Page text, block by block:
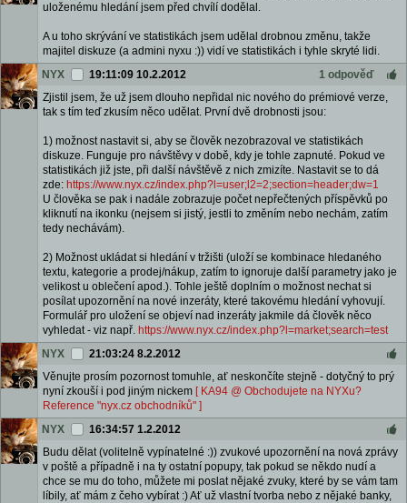
uloženému hledání jsem před chvílí dodělal.
A u toho skrývání ve statistikách jsem udělal drobnou změnu, takže
majitel diskuze (a admini nyxu :)) vidí ve statistikách i tyhle skryté lidi.
NYX
19:11:09 10.2.2012
1 odpověď
Zjistil jsem, že už jsem dlouho nepřidal nic nového do prémiové verze,
tak s tím teď zkusím něco udělat. První dvě drobnosti jsou:
1) možnost nastavit si, aby se člověk nezobrazoval ve statistikách
diskuze. Funguje pro návštěvy v době, kdy je tohle zapnuté. Pokud ve
statistikách již jste, při další návštěvě z nich zmizíte. Nastavit se to dá
zde: https://www.nyx.cz/index.php?l=user;l2=2;section=header;dw=1
U člověka se pak i nadále zobrazuje počet nepřečtených příspěvků po
kliknutí na ikonku (nejsem si jistý, jestli to změním nebo nechám, zatím
tedy nechávám).
2) Možnost ukládat si hledání v tržišti (uloží se kombinace hledaného
textu, kategorie a prodej/nákup, zatím to ignoruje další parametry jako je
velikost u oblečení apod.). Tohle ještě doplním o možnost nechat si
posílat upozornění na nové inzeráty, které takovému hledání vyhovují.
Formulář pro uložení se objeví nad inzeráty jakmile dá člověk něco
vyhledat - viz např. https://www.nyx.cz/index.php?l=market;search=test
NYX
21:03:24 8.2.2012
Věnujte prosím pozornost tomuhle, ať neskončíte stejně - dotyčný to prý
nyní zkouší i pod jiným nickem [ KA94 @ Obchodujete na NYXu?
Reference "nyx.cz obchodníků" ]
NYX
16:34:57 1.2.2012
Budu dělat (volitelně vypínatelné :)) zvukové upozornění na nová zprávy
v poště a případně i na ty ostatní popupy, tak pokud se někdo nudí a
chce se mu do toho, můžete mi poslat nějaké zvuky, které by se vám tam
líbily, ať mám z čeho vybírat :) Ať už vlastní tvorba nebo z nějaké banky,